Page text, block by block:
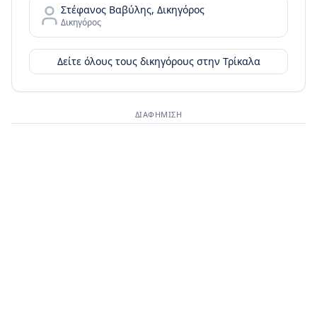
Στέφανος Βαβύλης, Δικηγόρος
Δικηγόρος
Δείτε όλους τους δικηγόρους στην Τρίκαλα
ΔΙΑΦΉΜΙΣΗ